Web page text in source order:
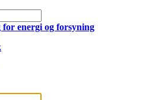
energi og forsyning